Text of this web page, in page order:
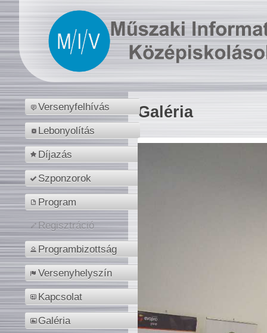
Versenyfelhívás
Lebonyolítás
Díjazás
Szponzorok
Program
Regisztráció
Programbizottság
Versenyhelyszín
Kapcsolat
Galéria
Galéria